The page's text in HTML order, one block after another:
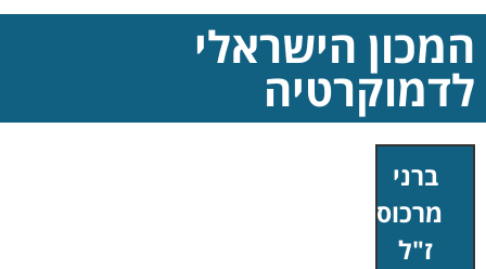
המכון הישראלי
לדמוקרטיה
ברני
מרכוס
ז"ל